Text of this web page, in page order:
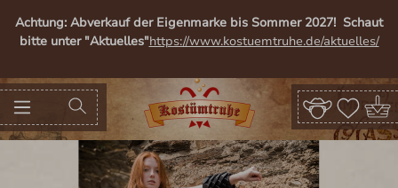
content
Achtung: Abverkauf der Eigenmarke bis Sommer 2027! Schaut
bitte unter "Aktuelles"https://www.kostuemtruhe.de/aktuelles/
Skip image gallery